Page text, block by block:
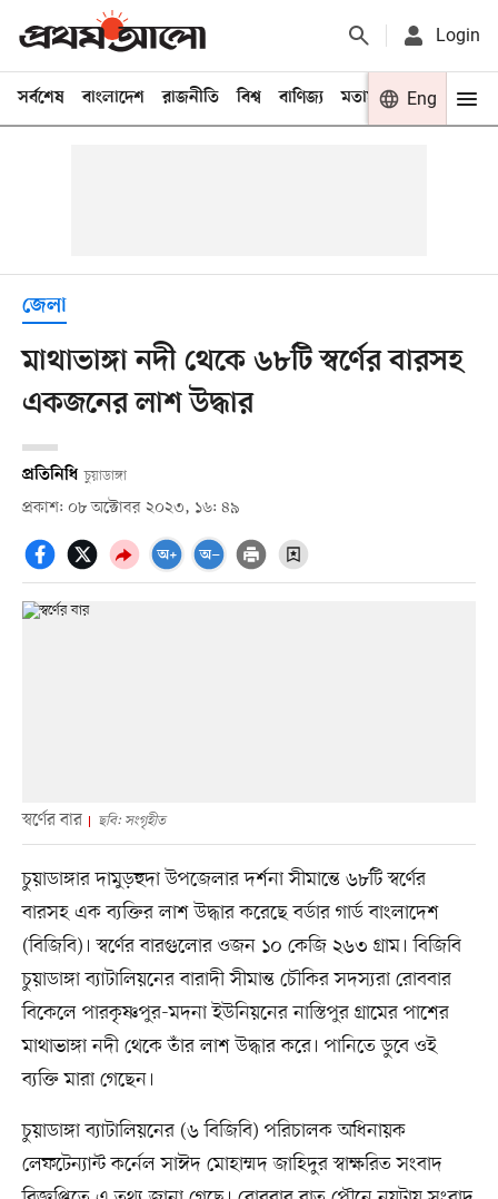
Login
সর্বশেষ বাংলাদেশ রাজনীতি বিশ্ব বাণিজ্য মতামত খেলা
Eng
জেলা
মাথাভাঙ্গা নদী থেকে ৬৮টি স্বর্ণের বারসহ
একজনের লাশ উদ্ধার
প্রতিনিধি চুয়াডাঙ্গা
প্রকাশ: ০৮ অক্টোবর ২০২৩, ১৬: ৪৯
স্বর্ণের বার ছবি: সংগৃহীত
চুয়াডাঙ্গার দামুড়হুদা উপজেলার দর্শনা সীমান্তে ৬৮টি স্বর্ণের
বারসহ এক ব্যক্তির লাশ উদ্ধার করেছে বর্ডার গার্ড বাংলাদেশ
(বিজিবি)। স্বর্ণের বারগুলোর ওজন ১০ কেজি ২৬৩ গ্রাম। বিজিবি
চুয়াডাঙ্গা ব্যাটালিয়নের বারাদী সীমান্ত চৌকির সদস্যরা রোববার
বিকেলে পারকৃষ্ণপুর-মদনা ইউনিয়নের নাস্তিপুর গ্রামের পাশের
মাথাভাঙ্গা নদী থেকে তাঁর লাশ উদ্ধার করে। পানিতে ডুবে ওই
ব্যক্তি মারা গেছেন।
চুয়াডাঙ্গা ব্যাটালিয়নের (৬ বিজিবি) পরিচালক অধিনায়ক
লেফটেন্যান্ট কর্নেল সাঈদ মোহাম্মদ জাহিদুর স্বাক্ষরিত সংবাদ